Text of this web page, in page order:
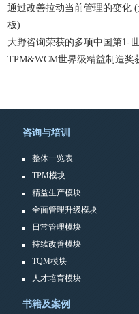
通过改善拉动当前管理的变化
板)
大野咨询荣获的多项中国第1-
TPM&WCM世界级精益制造奖
咨询与培训
整体一览表
TPM模块
精益生产模块
全面管理升级模块
日常管理模块
持续改善模块
TQM模块
人才培育模块
书籍及案例